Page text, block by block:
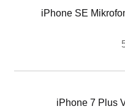
iPhone SE
iPhone 7 Plus